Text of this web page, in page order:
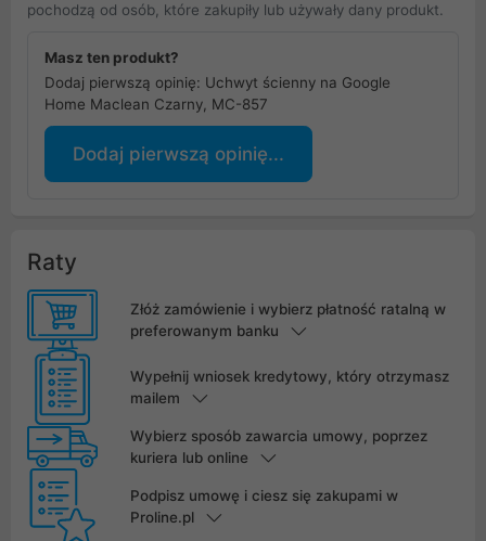
pochodzą od osób, które zakupiły lub używały dany produkt.
Masz ten produkt?
Dodaj pierwszą opinię: Uchwyt ścienny na Google
Home Maclean Czarny, MC-857
Dodaj pierwszą opinię...
Raty
Złóż zamówienie i wybierz płatność ratalną w
preferowanym banku
Wypełnij wniosek kredytowy, który otrzymasz
mailem
Wybierz sposób zawarcia umowy, poprzez
kuriera lub online
Podpisz umowę i ciesz się zakupami w
Proline.pl